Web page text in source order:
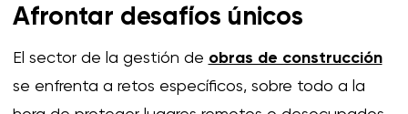
Afrontar desafíos únicos
El sector de la gestión de obras de construcción
se enfrenta a retos específicos, sobre todo a la